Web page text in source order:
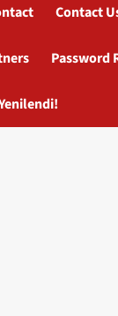
Contact
Password